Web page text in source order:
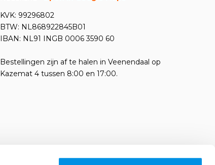
KVK: 99296802
BTW: NL868922845B01
IBAN: NL91 INGB 0006 3590 60
Bestellingen zijn af te halen in Veenendaal op
Kazemat 4 tussen 8:00 en 17:00.